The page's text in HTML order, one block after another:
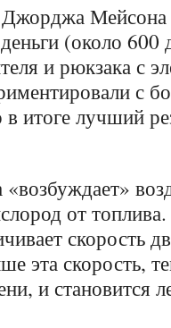
Мейсона
деньги (около 600
и рюкзака с
с
итоге лучший
от
скорость
эта скорость,
и становится